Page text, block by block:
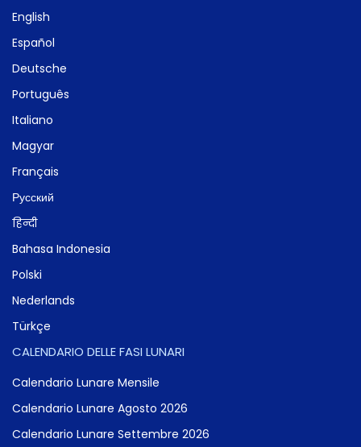
English
Español
Deutsche
Português
Italiano
Magyar
Français
Русский
हिन्दी
Bahasa Indonesia
Polski
Nederlands
Türkçe
CALENDARIO DELLE FASI LUNARI
Calendario Lunare Mensile
Calendario Lunare Agosto 2026
Calendario Lunare Settembre 2026